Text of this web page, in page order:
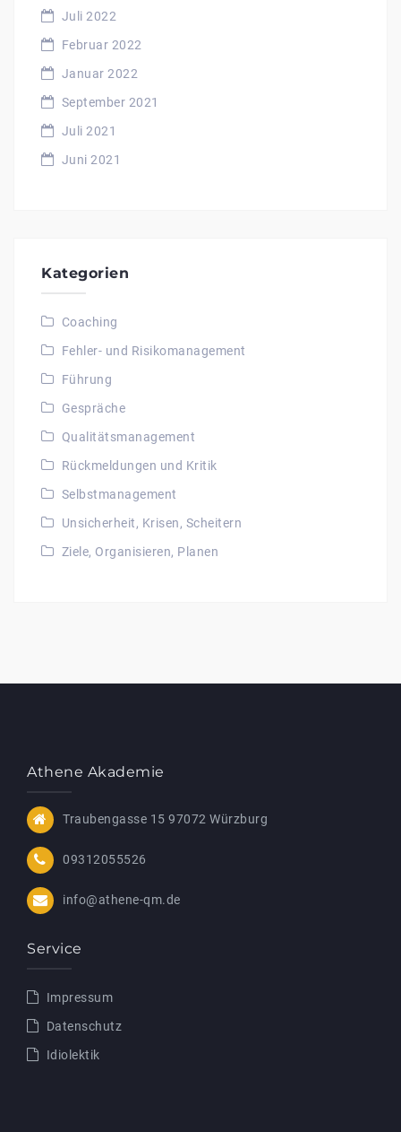
Juli 2022
Februar 2022
Januar 2022
September 2021
Juli 2021
Juni 2021
Kategorien
Coaching
Fehler- und Risikomanagement
Führung
Gespräche
Qualitätsmanagement
Rückmeldungen und Kritik
Selbstmanagement
Unsicherheit, Krisen, Scheitern
Ziele, Organisieren, Planen
Athene Akademie
Traubengasse 15 97072 Würzburg
09312055526
info@athene-qm.de
Service
Impressum
Datenschutz
Idiolektik